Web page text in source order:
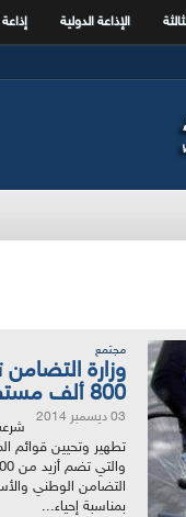
الإذاعة الدولية
مجتمع
وزارة
800 ألف مستفيد من بطاقة المعاق
03 ديسمبر 2014
تطهير وتحيين قوائم
التضامن الوطني
بمناسبة إحياء...